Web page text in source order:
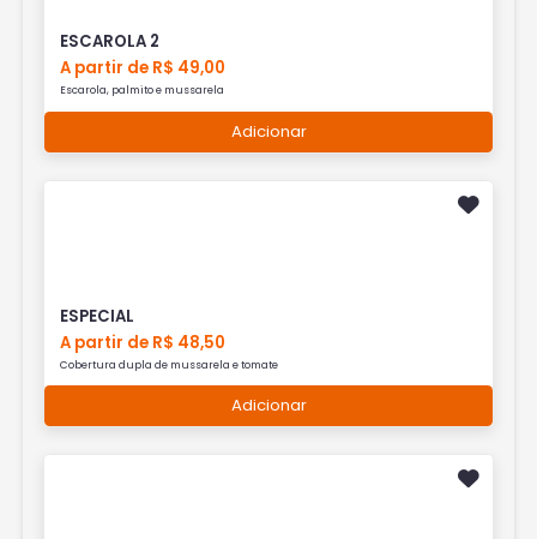
ESCAROLA 2
A partir de R$ 49,00
Escarola, palmito e mussarela
Adicionar
ESPECIAL
A partir de R$ 48,50
Cobertura dupla de mussarela e tomate
Adicionar